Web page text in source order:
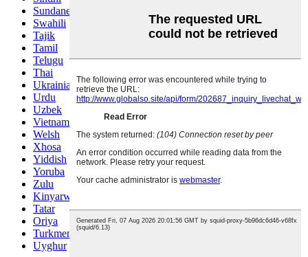
Sundanese
Swahili
Tajik
Tamil
Telugu
Thai
Ukrainian
Urdu
Uzbek
Vietnamese
Welsh
Xhosa
Yiddish
Yoruba
Zulu
Kinyarwanda
Tatar
Oriya
Turkmen
Uyghur